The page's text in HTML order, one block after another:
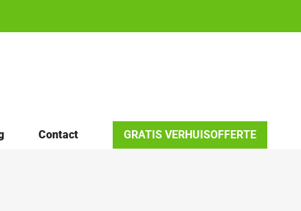
Contact GRATIS VERHUISOFFERTE